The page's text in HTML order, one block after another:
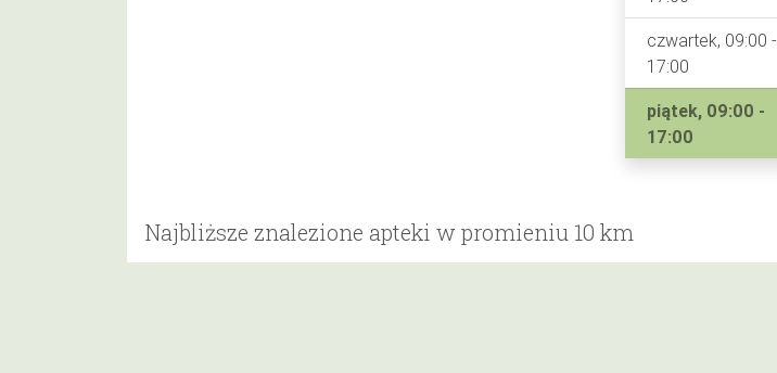
czwartek, 09:00 -
17:00
piątek, 09:00 -
17:00
Najbliższe znalezione apteki w promieniu 10 km